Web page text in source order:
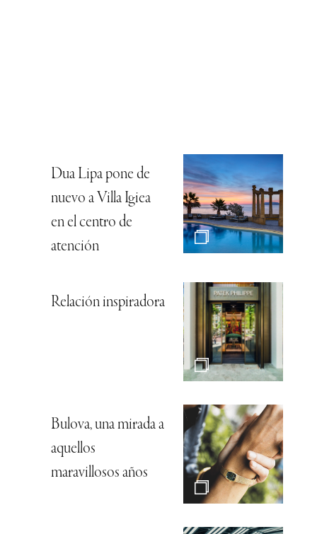
Dua Lipa pone de
nuevo a Villa Igiea
en el centro de
atención
Relación inspiradora
Bulova, una mirada a
aquellos
maravillosos años